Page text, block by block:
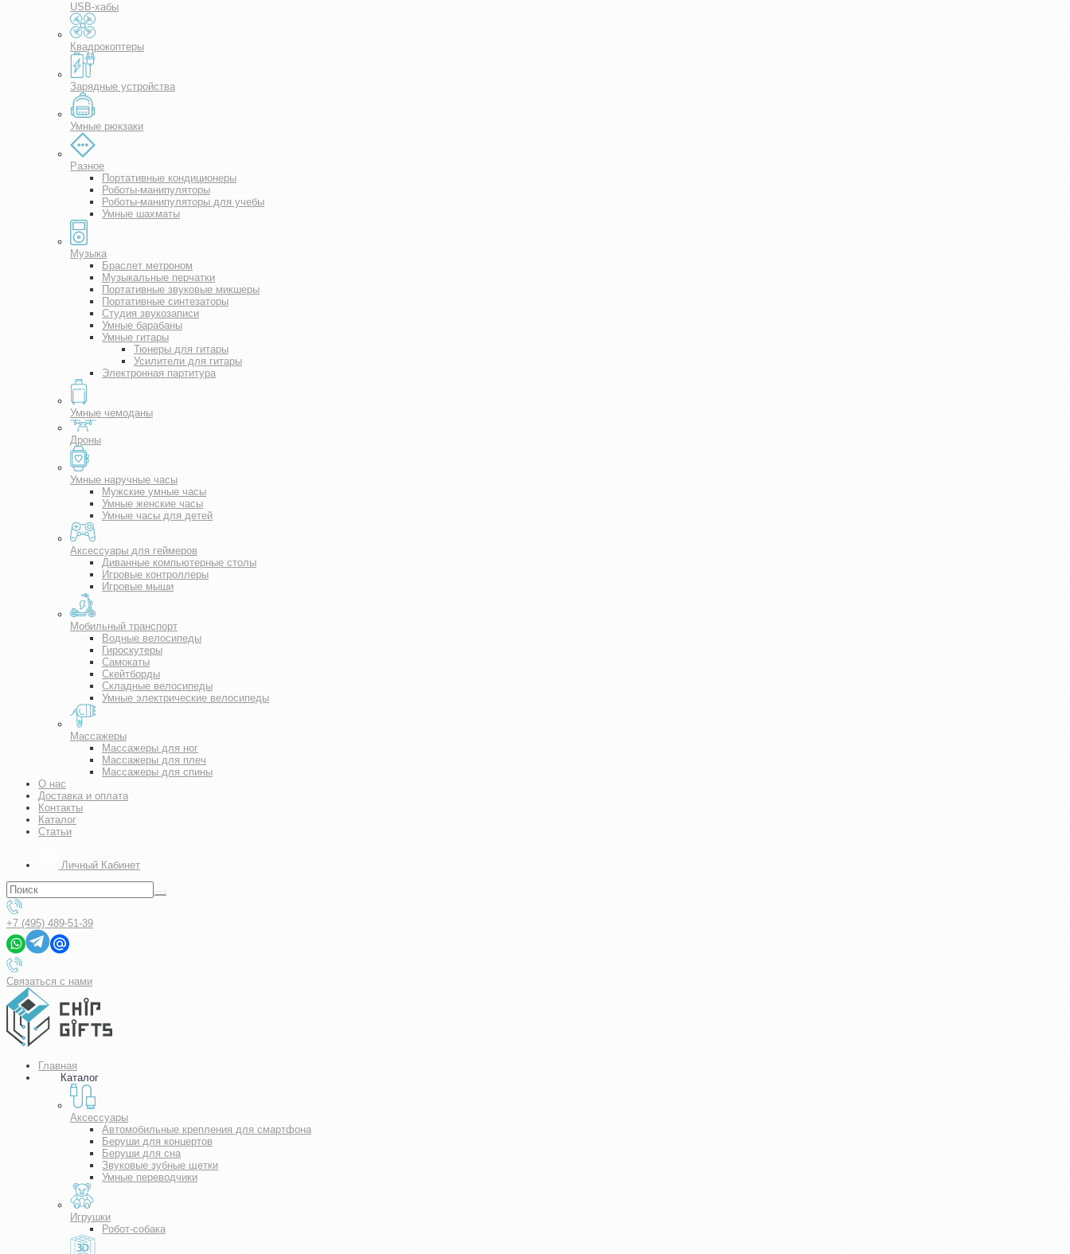
USB-хабы
Квадрокоптеры
Зарядные устройства
Умные рюкзаки
Разное
Портативные кондиционеры
Роботы-манипуляторы
Роботы-манипуляторы для учебы
Умные шахматы
Музыка
Браслет метроном
Музыкальные перчатки
Портативные звуковые микшеры
Портативные синтезаторы
Студия звукозаписи
Умные барабаны
Умные гитары
Тюнеры для гитары
Усилители для гитары
Электронная партитура
Умные чемоданы
Дроны
Умные наручные часы
Мужские умные часы
Умные женские часы
Умные часы для детей
Аксессуары для геймеров
Диванные компьютерные столы
Игровые контроллеры
Игровые мыши
Мобильный транспорт
Водные велосипеды
Гироскутеры
Самокаты
Скейтборды
Складные велосипеды
Умные электрические велосипеды
Массажеры
Массажеры для ног
Массажеры для плеч
Массажеры для спины
О нас
Доставка и оплата
Контакты
Каталог
Статьи
Личный Кабинет
+7 (495) 489-51-39
Связаться с нами
Главная
Каталог
Аксессуары
Автомобильные крепления для смартфона
Беруши для концертов
Беруши для сна
Звуковые зубные щетки
Умные переводчики
Игрушки
Робот-собака